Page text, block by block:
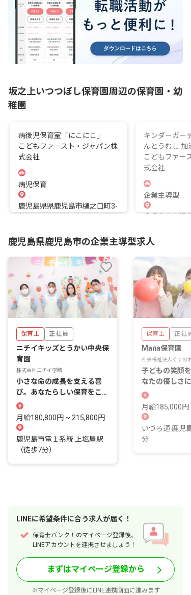
坂之上いつつぼし保育園周辺の保育園・幼
稚園
病後児保育室「にこにこ」
こどもファースト・ジャパン株
式会社
病児保育
鹿児島県県鹿児島市樋之口町3-
9
キンダーガー
んとうむし 加
こどもファー
式会社
企業主導型
鹿児島県鹿児
鹿児島県鹿児島市の企業主導型求人
保育士 正社員
ニチイキッズとうかい中央保
育園
株式会社ニチイ学館
小さな命の成長を支える喜
び。あなたらしい保育をここ
で見つけませんか？
月給180,800円 ~ 215,800円
鹿児島市電１系統 上塩屋駅
（徒歩7分）
保育士 正社員
Mana保育園
社会福祉法人くすの木
子どもの笑顔
なたの優しさ
の価値を
月給185,000
いづろ通 鹿児
分
LINEに希望条件に合う求人が届く！
保育士バンク！のマイページ登録後、
LINEアカウントを連携させましょう！
まずはマイページ登録から
※マイページ登録後にLINE連携画面に進みます